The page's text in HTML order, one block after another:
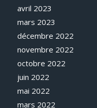
avril 2023
mars 2023
décembre 2022
novembre 2022
octobre 2022
juin 2022
mai 2022
mars 2022